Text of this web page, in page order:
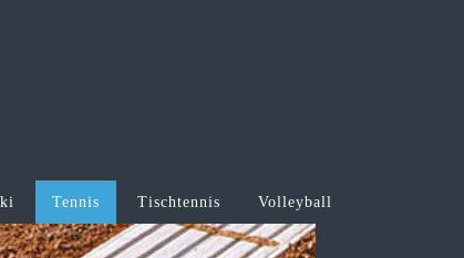
Tennis Tischtennis Volleyball